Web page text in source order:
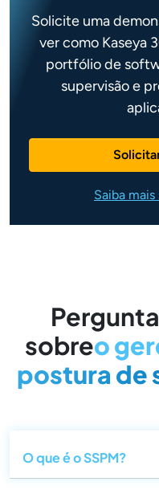
Solicite uma
ver como Kaseya
portfólio de
supervisão e
Saiba
sobreo
postura de
O que é o SSPM?